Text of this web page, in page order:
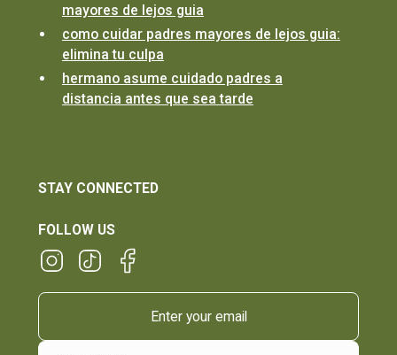
mayores de lejos guia
como cuidar padres mayores de lejos guia:
elimina tu culpa
hermano asume cuidado padres a
distancia antes que sea tarde
STAY CONNECTED
FOLLOW US